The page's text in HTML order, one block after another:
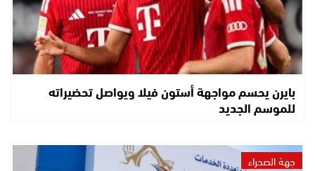
بايرن يحسم مواجهة أستون فيلا ويواصل تحضيراته
للموسم الجديد
جهة الصحراء